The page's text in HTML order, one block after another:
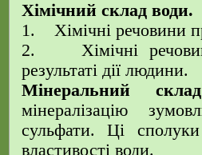
Хімічний склад води.
1. Хімічні речовини
2. Хімічні
результаті дії людини.
Мінеральний
мінералізацію
сульфати. Ці
властивості води.